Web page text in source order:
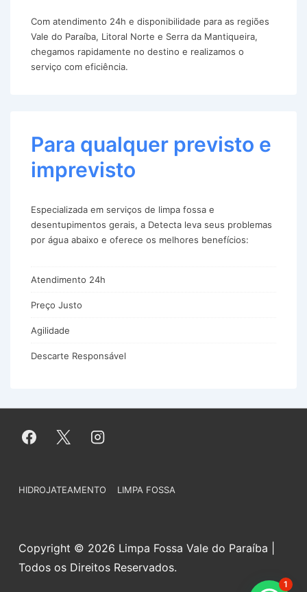
Com atendimento 24h e disponibilidade para as regiões
Vale do Paraíba, Litoral Norte e Serra da Mantiqueira,
chegamos rapidamente no destino e realizamos o
serviço com eficiência.
Para qualquer previsto e
imprevisto
Especializada em serviços de limpa fossa e
desentupimentos gerais, a Detecta leva seus problemas
por água abaixo e oferece os melhores benefícios:
Atendimento 24h
Preço Justo
Agilidade
Descarte Responsável
Menu
Rodapé
HIDROJATEAMENTO LIMPA FOSSA
Copyright © 2026 Limpa Fossa Vale do Paraíba |
Todos os Direitos Reservados.
1